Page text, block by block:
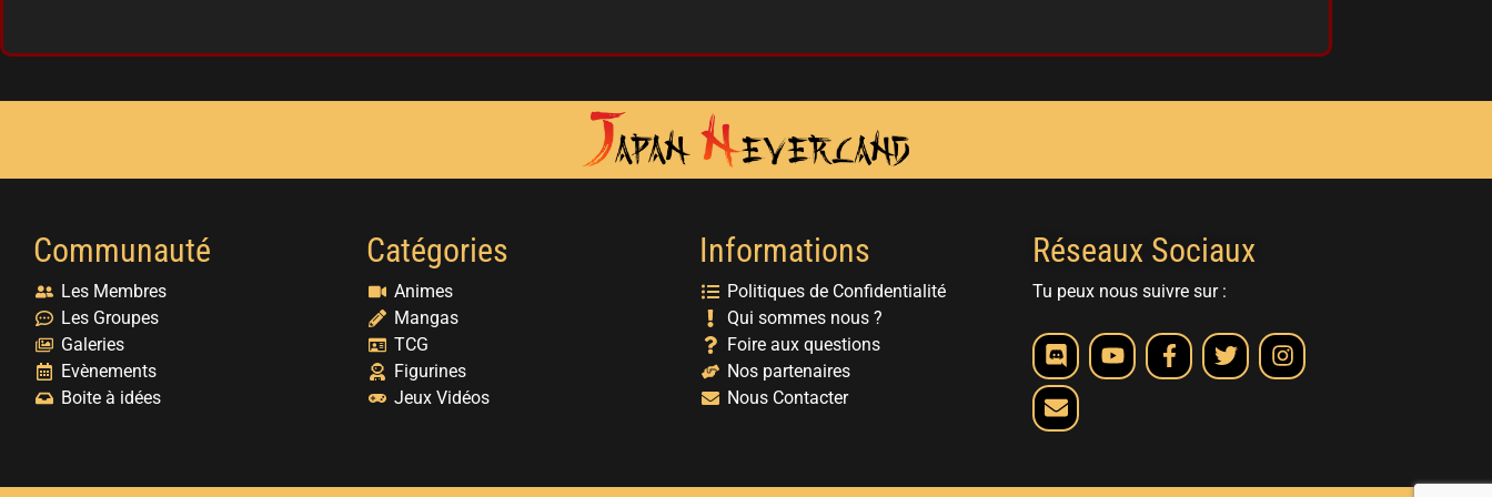
Communauté
Les Membres
Les Groupes
Galeries
Evènements
Boite à idées
Catégories
Animes
Mangas
TCG
Figurines
Jeux Vidéos
Informations
Politiques de Confidentialité
Qui sommes nous ?
Foire aux questions
Nos partenaires
Nous Contacter
Réseaux Sociaux
Tu peux nous suivre sur :